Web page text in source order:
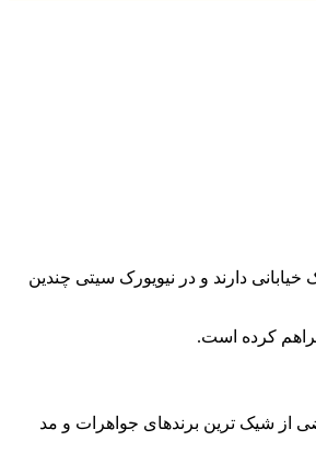
دارند و در نیویورک سیتی چندین
کرده است.
از شیک ترین برندهای جواهرات و مد